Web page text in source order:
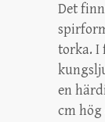
Det
torka. I
en
cm